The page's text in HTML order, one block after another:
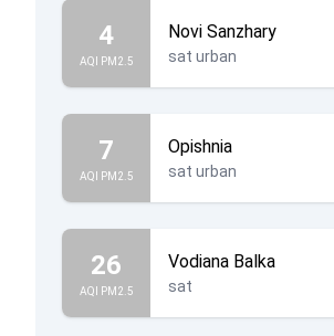
4
AQI PM2.5
Novi Sanzhary
sat urban
7
AQI PM2.5
Opishnia
sat urban
26
AQI PM2.5
Vodiana Balka
sat